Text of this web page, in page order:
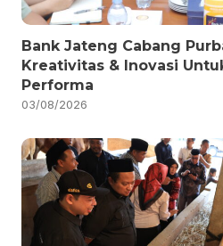
Bank Jateng Cabang
Kreativitas & Inovasi
Performa
03/08/2026